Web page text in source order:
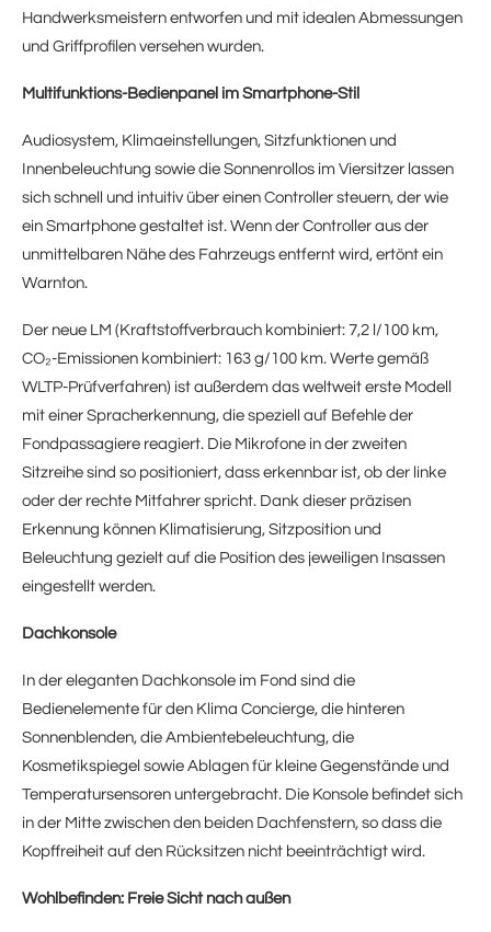
Handwerksmeistern entworfen und mit idealen Abmessungen
und Griffprofilen versehen wurden.
Multifunktions-Bedienpanel im Smartphone-Stil
Audiosystem, Klimaeinstellungen, Sitzfunktionen und
Innenbeleuchtung sowie die Sonnenrollos im Viersitzer lassen
sich schnell und intuitiv über einen Controller steuern, der wie
ein Smartphone gestaltet ist. Wenn der Controller aus der
unmittelbaren Nähe des Fahrzeugs entfernt wird, ertönt ein
Warnton.
Der neue LM (Kraftstoffverbrauch kombiniert: 7,2 l/100 km,
CO₂-Emissionen kombiniert: 163 g/100 km. Werte gemäß
WLTP-Prüfverfahren) ist außerdem das weltweit erste Modell
mit einer Spracherkennung, die speziell auf Befehle der
Fondpassagiere reagiert. Die Mikrofone in der zweiten
Sitzreihe sind so positioniert, dass erkennbar ist, ob der linke
oder der rechte Mitfahrer spricht. Dank dieser präzisen
Erkennung können Klimatisierung, Sitzposition und
Beleuchtung gezielt auf die Position des jeweiligen Insassen
eingestellt werden.
Dachkonsole
In der eleganten Dachkonsole im Fond sind die
Bedienelemente für den Klima Concierge, die hinteren
Sonnenblenden, die Ambientebeleuchtung, die
Kosmetikspiegel sowie Ablagen für kleine Gegenstände und
Temperatursensoren untergebracht. Die Konsole befindet sich
in der Mitte zwischen den beiden Dachfenstern, so dass die
Kopffreiheit auf den Rücksitzen nicht beeinträchtigt wird.
Wohlbefinden: Freie Sicht nach außen